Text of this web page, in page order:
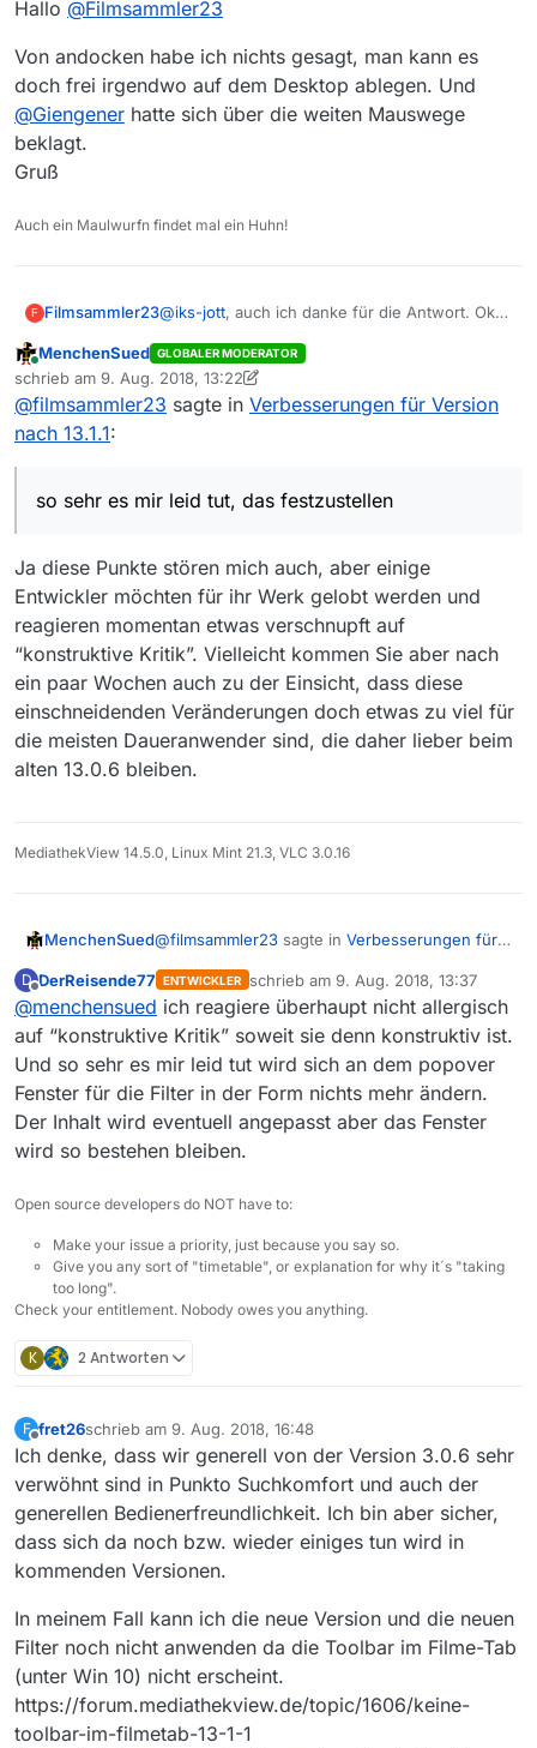
Hallo @Filmsammler23
Von andocken habe ich nichts gesagt, man kann es
doch frei irgendwo auf dem Desktop ablegen. Und
@Giengener hatte sich über die weiten Mauswege
beklagt.
Gruß
Auch ein Maulwurfn findet mal ein Huhn!
F Filmsammler23@iks-jott, auch ich danke für die Antwort. Ok,
schaffe es nicht, das irgendwie links
anzudocken. Schlimmer noch: Es wird zu
einem eigenen Fenster, das immer im
Auch empfinde ich es als Rückschritt, dass ich
immer nur eine der drei Rubriken öffnen kann
- ich kann nie gleichzeitig z.B. die gewählte
aber fast schlimmer b) die Einstellungen sind
nicht dauerhaft sichtbar.
sehr es mir leid tut, das festzustellen.
Online
MenchenSued GLOBALER MODERATOR
schrieb am 9. Aug. 2018, 13:22
zuletzt editiert von MenchenSued
@filmsammler23 sagte in Verbesserungen für Version
nach 13.1.1:
so sehr es mir leid tut, das festzustellen
Ja diese Punkte stören mich auch, aber einige
Entwickler möchten für ihr Werk gelobt werden und
reagieren momentan etwas verschnupft auf
“konstruktive Kritik”. Vielleicht kommen Sie aber nach
ein paar Wochen auch zu der Einsicht, dass diese
einschneidenden Veränderungen doch etwas zu viel für
die meisten Daueranwender sind, die daher lieber beim
alten 13.0.6 bleiben.
MediathekView 14.5.0, Linux Mint 21.3, VLC 3.0.16
MenchenSued@filmsammler23 sagte in Verbesserungen für
so sehr es mir leid tut, das festzustellen
Ja diese Punkte stören mich auch, aber einige
Entwickler möchten für ihr Werk gelobt werden
und reagieren momentan etwas verschnupft
auf “konstruktive Kritik”. Vielleicht kommen Sie
aber nach ein paar Wochen auch zu der
Veränderungen doch etwas zu viel für die
beim alten 13.0.6 bleiben.
D DerReisende77 ENTWICKLER schrieb am 9. Aug. 2018, 13:37
zuletzt editiert von
@menchensued ich reagiere überhaupt nicht allergisch
auf “konstruktive Kritik” soweit sie denn konstruktiv ist.
Und so sehr es mir leid tut wird sich an dem popover
Fenster für die Filter in der Form nichts mehr ändern.
Der Inhalt wird eventuell angepasst aber das Fenster
wird so bestehen bleiben.
Open source developers do NOT have to:
Make your issue a priority, just because you say so.
Give you any sort of "timetable", or explanation for why it´s "taking
too long".
Check your entitlement. Nobody owes you anything.
K 2 Antworten
F
Offline
fret26schrieb am 9. Aug. 2018, 16:48
zuletzt editiert von
Ich denke, dass wir generell von der Version 3.0.6 sehr
verwöhnt sind in Punkto Suchkomfort und auch der
generellen Bedienerfreundlichkeit. Ich bin aber sicher,
dass sich da noch bzw. wieder einiges tun wird in
kommenden Versionen.
In meinem Fall kann ich die neue Version und die neuen
Filter noch nicht anwenden da die Toolbar im Filme-Tab
(unter Win 10) nicht erscheint.
https://forum.mediathekview.de/topic/1606/keine-
toolbar-im-filmetab-13-1-1